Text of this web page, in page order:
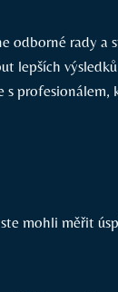
odborné rady a
lepších
s profesionálem,
mohli měřit